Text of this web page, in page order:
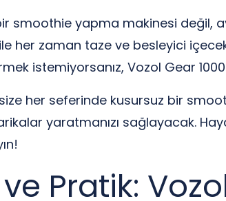
smoothie yapma makinesi değil,
her zaman taze ve besleyici
istemiyorsanız, Vozol Gear
her seferinde kusursuz bir
yaratmanızı sağlayacak.
ve Pratik: